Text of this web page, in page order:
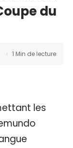
du
1 Min de lecture
les